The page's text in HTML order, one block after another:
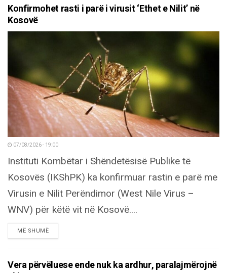
Konfirmohet rasti i parë i virusit ‘Ethet e Nilit’ në
Kosovë
07/08/2026 - 19:00
Instituti Kombëtar i Shëndetësisë Publike të
Kosovës (IKShPK) ka konfirmuar rastin e parë me
Virusin e Nilit Perëndimor (West Nile Virus –
WNV) për këtë vit në Kosovë....
MË SHUMËDETAILS
Vera përvëluese ende nuk ka ardhur, paralajmërojnë